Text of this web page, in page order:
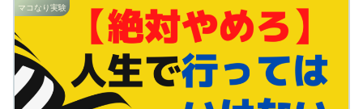
マコなり実験